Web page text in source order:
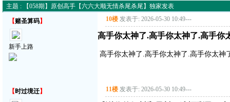
主题 : 【058期】原创高手【六六大顺无情杀尾杀尾】独家发表
【赌圣算码】
新手上路
10楼 发表于: 2026-05-30 10:49---
高手你太神了.高手你太神了.高手你
高手你太神了.高手你太神了.高手你太神
【时过境迁】 11楼 发表于: 2026-05-30 10:49---